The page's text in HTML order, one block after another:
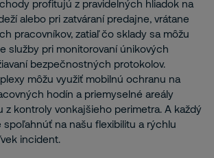
profitujú z pravidelných hliadok na
alebo pri zatváraní predajne, vrátane
pracovníkov, zatiaľ čo sklady sa môžu
služby pri monitorovaní únikových
bezpečnostných protokolov.
môžu využiť mobilnú ochranu na
hodín a priemyselné areály
z kontroly vonkajšieho perimetra. A každý
spoľahnúť na našu flexibilitu a rýchlu
incident.